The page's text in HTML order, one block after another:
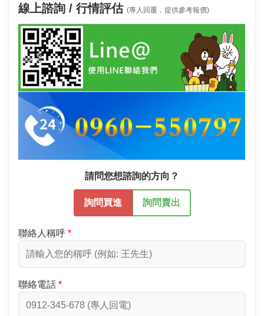
線上諮詢 / 行情評估 (專人回覆，提供參考報價)
請問您想諮詢的方向？
詢問買進 詢問賣出
聯絡人稱呼
聯絡電話